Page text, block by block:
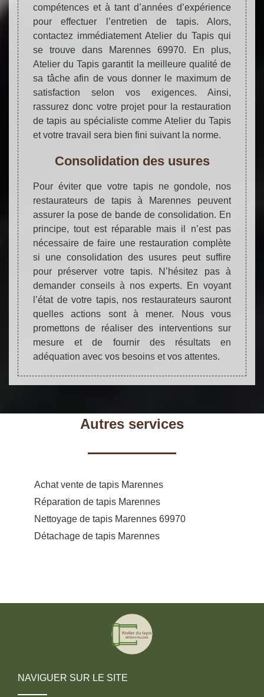
compétences et à tant d’années d’expérience
pour effectuer l’entretien de tapis. Alors,
contactez immédiatement Atelier du Tapis qui
se trouve dans Marennes 69970. En plus,
Atelier du Tapis garantit la meilleure qualité de
sa tâche afin de vous donner le maximum de
satisfaction selon vos exigences. Ainsi,
rassurez donc votre projet pour la restauration
de tapis au spécialiste comme Atelier du Tapis
et votre travail sera bien fini suivant la norme.
Consolidation des usures
Pour éviter que votre tapis ne gondole, nos
restaurateurs de tapis à Marennes peuvent
assurer la pose de bande de consolidation. En
principe, tout est réparable mais il n’est pas
nécessaire de faire une restauration complète
si une consolidation des usures peut suffire
pour préserver votre tapis. N’hésitez pas à
demander conseils à nos experts. En voyant
l’état de votre tapis, nos restaurateurs sauront
quelles actions sont à mener. Nous vous
promettons de réaliser des interventions sur
mesure et de fournir des résultats en
adéquation avec vos besoins et vos attentes.
Autres services
Achat vente de tapis Marennes
Réparation de tapis Marennes
Nettoyage de tapis Marennes 69970
Détachage de tapis Marennes
NAVIGUER SUR LE SITE